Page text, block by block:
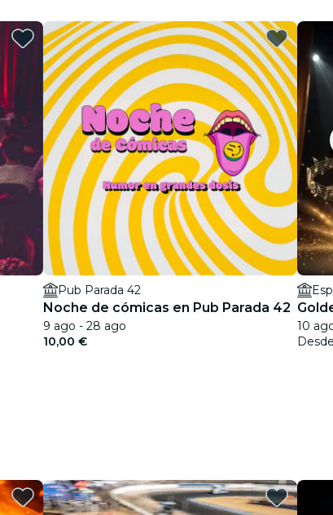
Pub Parada 42
Noche de cómicas en Pub Parada 42
9 ago - 28 ago
10,00 €
10